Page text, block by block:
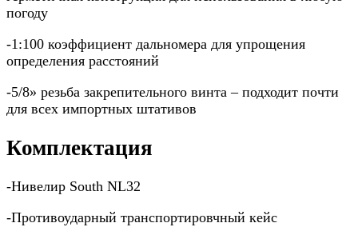
погоду
-1:100 коэффициент дальномера для упрощения
определения расстояний
-5/8» резьба закрепительного винта – подходит почти
для всех импортных штативов
Комплектация
-Нивелир South NL32
-Противоударный транспортировчный кейс